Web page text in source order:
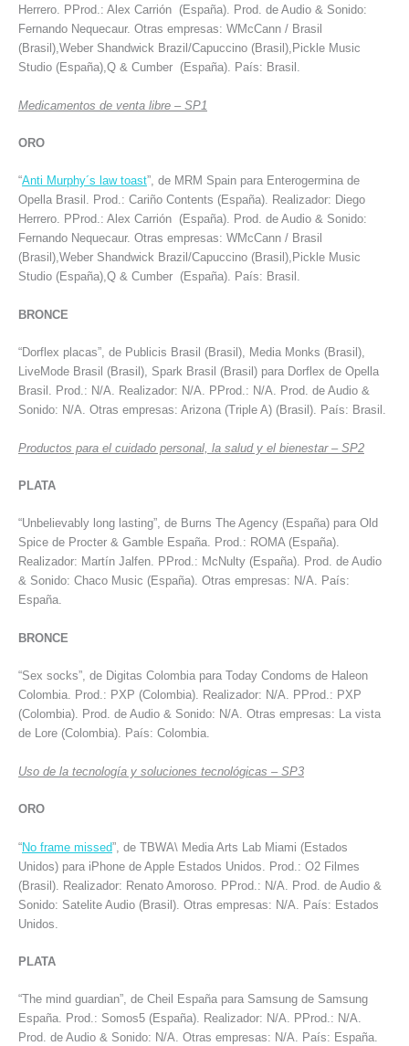
Herrero. PProd.: Alex Carrión (España). Prod. de Audio & Sonido:
Fernando Nequecaur. Otras empresas: WMcCann / Brasil
(Brasil),Weber Shandwick Brazil/Capuccino (Brasil),Pickle Music
Studio (España),Q & Cumber (España). País: Brasil.
Medicamentos de venta libre – SP1
ORO
“Anti Murphy´s law toast”, de MRM Spain para Enterogermina de
Opella Brasil. Prod.: Cariño Contents (España). Realizador: Diego
Herrero. PProd.: Alex Carrión (España). Prod. de Audio & Sonido:
Fernando Nequecaur. Otras empresas: WMcCann / Brasil
(Brasil),Weber Shandwick Brazil/Capuccino (Brasil),Pickle Music
Studio (España),Q & Cumber (España). País: Brasil.
BRONCE
“Dorflex placas”, de Publicis Brasil (Brasil), Media Monks (Brasil),
LiveMode Brasil (Brasil), Spark Brasil (Brasil) para Dorflex de Opella
Brasil. Prod.: N/A. Realizador: N/A. PProd.: N/A. Prod. de Audio &
Sonido: N/A. Otras empresas: Arizona (Triple A) (Brasil). País: Brasil.
Productos para el cuidado personal, la salud y el bienestar – SP2
PLATA
“Unbelievably long lasting”, de Burns The Agency (España) para Old
Spice de Procter & Gamble España. Prod.: ROMA (España).
Realizador: Martín Jalfen. PProd.: McNulty (España). Prod. de Audio
& Sonido: Chaco Music (España). Otras empresas: N/A. País:
España.
BRONCE
“Sex socks”, de Digitas Colombia para Today Condoms de Haleon
Colombia. Prod.: PXP (Colombia). Realizador: N/A. PProd.: PXP
(Colombia). Prod. de Audio & Sonido: N/A. Otras empresas: La vista
de Lore (Colombia). País: Colombia.
Uso de la tecnología y soluciones tecnológicas – SP3
ORO
“No frame missed”, de TBWA\ Media Arts Lab Miami (Estados
Unidos) para iPhone de Apple Estados Unidos. Prod.: O2 Filmes
(Brasil). Realizador: Renato Amoroso. PProd.: N/A. Prod. de Audio &
Sonido: Satelite Audio (Brasil). Otras empresas: N/A. País: Estados
Unidos.
PLATA
“The mind guardian”, de Cheil España para Samsung de Samsung
España. Prod.: Somos5 (España). Realizador: N/A. PProd.: N/A.
Prod. de Audio & Sonido: N/A. Otras empresas: N/A. País: España.